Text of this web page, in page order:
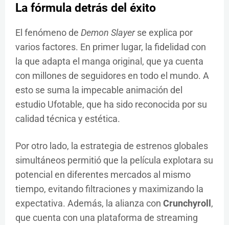
La fórmula detrás del éxito
El fenómeno de Demon Slayerse explica por
varios factores. En primer lugar, la fidelidad con
la que adapta el manga original, que ya cuenta
con millones de seguidores en todo el mundo. A
esto se suma la impecable animación del
estudio Ufotable, que ha sido reconocida por su
calidad técnica y estética.
Por otro lado, la estrategia de estrenos globales
simultáneos permitió que la película explotara su
potencial en diferentes mercados al mismo
tiempo, evitando filtraciones y maximizando la
expectativa. Además, la alianza con Crunchyroll,
que cuenta con una plataforma de streaming